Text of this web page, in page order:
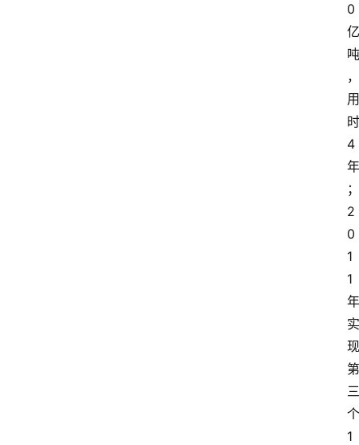
0
亿
吨
，
用
时
4
年
；
2
0
1
1
年
实
现
第
三
个
1